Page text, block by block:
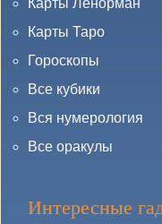
Карты Ленорман
Карты Таро
Гороскопы
Все кубики
Вся нумерология
Все оракулы
Интересные